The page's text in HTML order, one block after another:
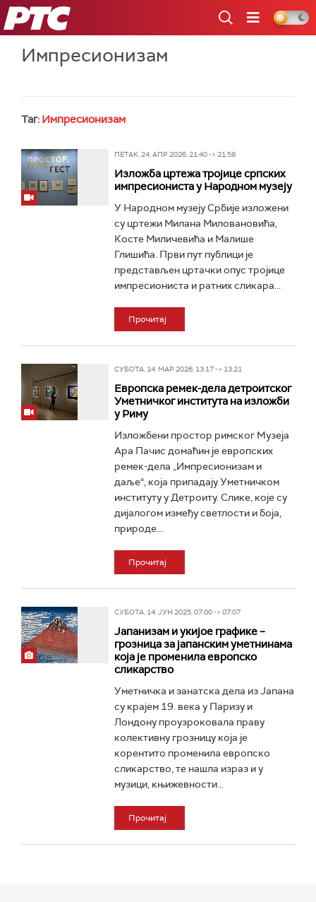
РТС
Импресионизам
Таг: Импресионизам
ПЕТАК, 24. АПР 2026, 21:40 -> 21:58
Изложба цртежа тројице српских
импресиониста у Народном музеју
У Народном музеју Србије изложени
су цртежи Милана Миловановића,
Косте Миличевића и Малише
Глишића. Први пут публици је
представљен цртачки опус тројице
импресиониста и ратних сликара...
Прочитај
СУБОТА, 14. МАР 2026, 13:17 -> 13:21
Европска ремек-дела детроитског
Уметничког института на изложби
у Риму
Изложбени простор римског Mузеја
Ара Пачис домаћин је европских
ремек-дела „Импресионизам и
даље“, која припадају Уметничком
институту у Детроиту. Слике, које су
дијалогом између светлости и боја,
природе...
Прочитај
СУБОТА, 14. ЈУН 2025, 07:00 -> 07:07
Јапанизам и укијое графике –
грозница за јапанским уметнинама
која је променила европско
сликарство
Уметничка и занатска дела из Јапана
су крајем 19. века у Паризу и
Лондону проузроковала праву
колективну грозницу која је
корентито променила европско
сликарство, те нашла израз и у
музици, књижевности...
Прочитај